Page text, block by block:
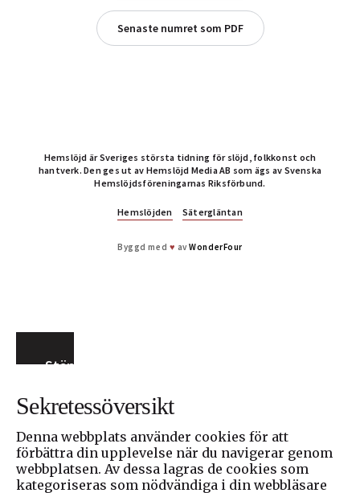
Senaste numret som PDF
Hemslöjd är Sveriges största tidning för slöjd, folkkonst och
hantverk. Den ges ut av Hemslöjd Media AB som ägs av Svenska
Hemslöjdsföreningarnas Riksförbund.
Hemslöjden Sätergläntan
Byggd med ♥ avWonderFour
Stäng
Sekretessöversikt
Denna webbplats använder cookies för att
förbättra din upplevelse när du navigerar genom
webbplatsen. Av dessa lagras de cookies som
kategoriseras som nödvändiga i din webbläsare